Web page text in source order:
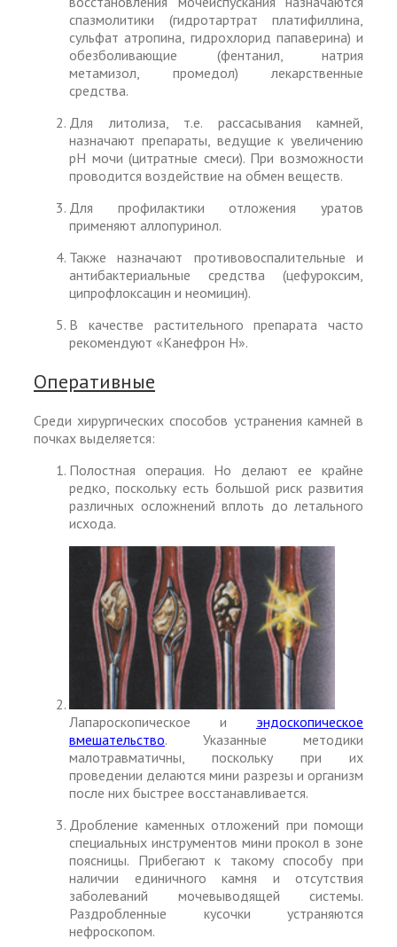
спазмолитики (гидротартрат платифиллина,
сульфат атропина, гидрохлорид папаверина) и
обезболивающие (фентанил, натрия
метамизол, промедол) лекарственные
средства.
Для литолиза, т.е. рассасывания камней,
назначают препараты, ведущие к увеличению
рН мочи (цитратные смеси). При возможности
проводится воздействие на обмен веществ.
Для профилактики отложения уратов
применяют аллопуринол.
Также назначают противовоспалительные и
антибактериальные средства (цефуроксим,
ципрофлоксацин и неомицин).
В качестве растительного препарата часто
рекомендуют «Канефрон Н».
Оперативные
Среди хирургических способов устранения камней в
почках выделяется:
Полостная операция. Но делают ее крайне
редко, поскольку есть большой риск развития
различных осложнений вплоть до летального
исхода.
Лапароскопическое и эндоскопическое
вмешательство. Указанные методики
малотравматичны, поскольку при их
проведении делаются мини разрезы и организм
после них быстрее восстанавливается.
Дробление каменных отложений при помощи
специальных инструментов мини прокол в зоне
поясницы. Прибегают к такому способу при
наличии единичного камня и отсутствия
заболеваний мочевыводящей системы.
Раздробленные кусочки устраняются
нефроскопом.